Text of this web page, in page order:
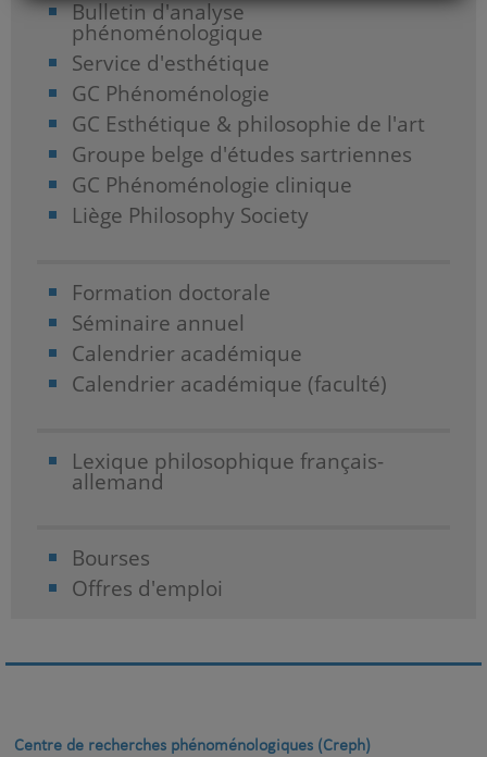
Bulletin d'analyse
phénoménologique
Service d'esthétique
GC Phénoménologie
GC Esthétique & philosophie de l'art
Groupe belge d'études sartriennes
GC Phénoménologie clinique
Liège Philosophy Society
Formation doctorale
Séminaire annuel
Calendrier académique
Calendrier académique (faculté)
Lexique philosophique français-
allemand
Bourses
Offres d'emploi
Centre de recherches phénoménologiques (Creph)